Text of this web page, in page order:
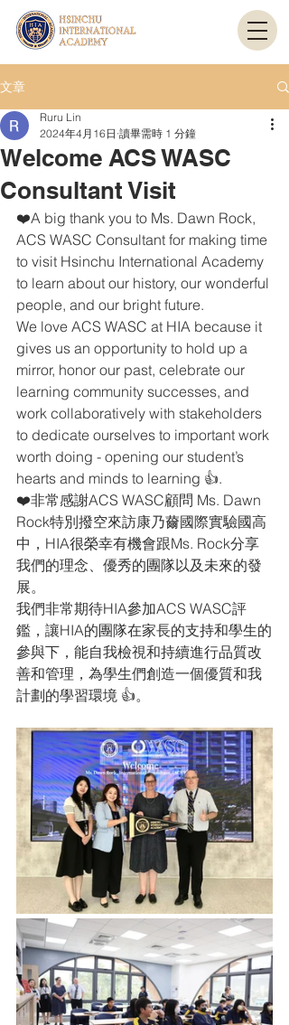
文章
Welcome ACS WASC
Consultant Visit
Ruru Lin
2024年4月16日 讀畢需時 1 分鐘
❤️A big thank you to Ms. Dawn Rock,
ACS WASC Consultant for making time
to visit Hsinchu International Academy
to learn about our history, our wonderful
people, and our bright future.
We love ACS WASC at HIA because it
gives us an opportunity to hold up a
mirror, honor our past, celebrate our
learning community successes, and
work collaboratively with stakeholders
to dedicate ourselves to important work
worth doing - opening our student’s
hearts and minds to learning 👍.
❤️非常感謝ACS WASC顧問 Ms. Dawn
Rock特別撥空來訪康乃薾國際實驗國高
中，HIA很榮幸有機會跟Ms. Rock分享
我們的理念、優秀的團隊以及未來的發
展。
我們非常期待HIA參加ACS WASC評
鑑，讓HIA的團隊在家長的支持和學生的
參與下，能自我檢視和持續進行品質改
善和管理，為學生們創造一個優質和我
計劃的學習環境 👍。